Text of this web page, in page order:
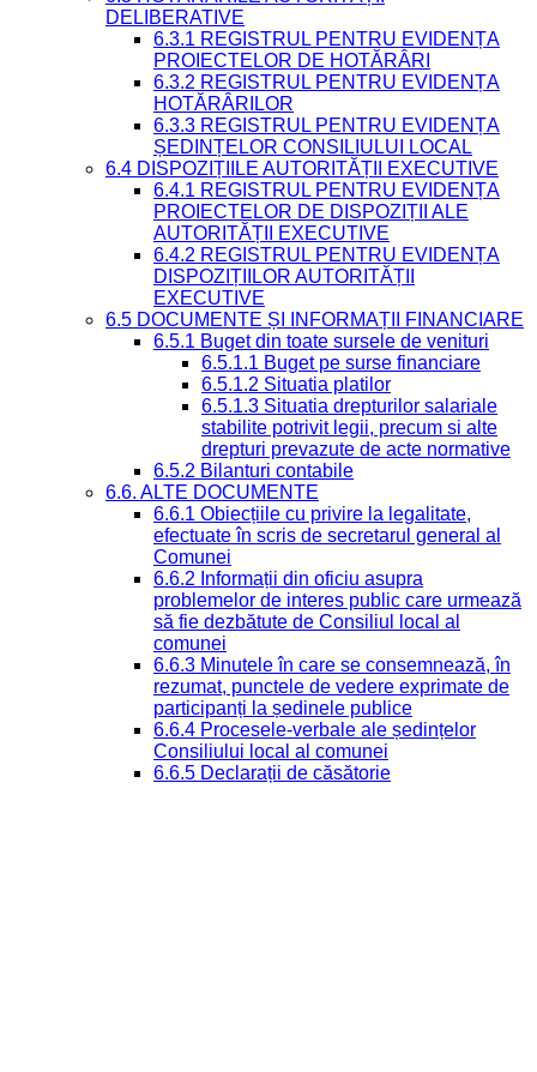
DELIBERATIVE
6.3.1 REGISTRUL PENTRU EVIDENȚA
PROIECTELOR DE HOTĂRÂRI
6.3.2 REGISTRUL PENTRU EVIDENȚA
HOTĂRÂRILOR
6.3.3 REGISTRUL PENTRU EVIDENȚA
ȘEDINȚELOR CONSILIULUI LOCAL
6.4 DISPOZIȚIILE AUTORITĂȚII EXECUTIVE
6.4.1 REGISTRUL PENTRU EVIDENȚA
PROIECTELOR DE DISPOZIȚII ALE
AUTORITĂȚII EXECUTIVE
6.4.2 REGISTRUL PENTRU EVIDENȚA
DISPOZIȚIILOR AUTORITĂȚII
EXECUTIVE
6.5 DOCUMENTE ȘI INFORMAȚII FINANCIARE
6.5.1 Buget din toate sursele de venituri
6.5.1.1 Buget pe surse financiare
6.5.1.2 Situatia platilor
6.5.1.3 Situatia drepturilor salariale
stabilite potrivit legii, precum si alte
drepturi prevazute de acte normative
6.5.2 Bilanturi contabile
6.6. ALTE DOCUMENTE
6.6.1 Obiecțiile cu privire la legalitate,
efectuate în scris de secretarul general al
Comunei
6.6.2 Informații din oficiu asupra
problemelor de interes public care urmează
să fie dezbătute de Consiliul local al
comunei
6.6.3 Minutele în care se consemnează, în
rezumat, punctele de vedere exprimate de
participanți la ședinele publice
6.6.4 Procesele-verbale ale ședințelor
Consiliului local al comunei
6.6.5 Declarații de căsătorie